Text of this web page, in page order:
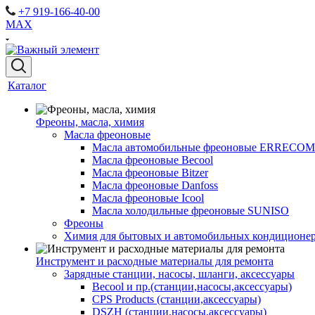
+7 919-166-40-00
MAX
Каталог
Фреоны, масла, химия
Масла фреоновые
Масла автомобильные фреоновые ERRECOM
Масла фреоновые Becool
Масла фреоновые Bitzer
Масла фреоновые Danfoss
Масла фреоновые Icool
Масла холодильные фреоновые SUNISO
Фреоны
Химия для бытовых и автомобильных
Инструмент и расходные материалы для ремонта
Зарядные станции, насосы, шланги, аксессуары
Becool и пр.(станции,насосы,аксессуары)
CPS Products (станции,аксессуары)
DSZH (станции,насосы,аксессуары)